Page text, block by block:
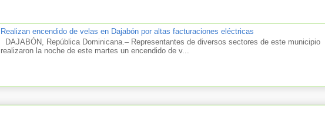
Realizan encendido de velas en Dajabón por altas facturaciones eléctricas
DAJABÓN, República Dominicana.– Representantes de diversos sectores de este municipio
realizaron la noche de este martes un encendido de v...